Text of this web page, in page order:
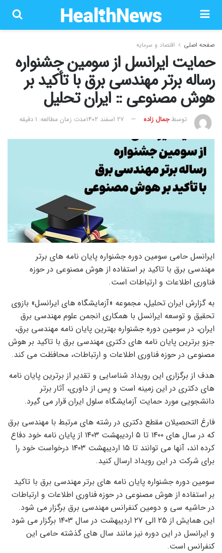
صفحه اصلی اقتصاد و سرمایه
حمایت ایرانسل از سومین جشنواره
رساله برتر مهندسی برق با تأکید بر
هوش مصنوعی :: ایران تحلیل
توسطجمال زاده ۲۷ اسفند ۱۴۰۲ مدت زمان مطالعه: 1 دقیقه
ایرانسل حامی سومین دوره جشنواره پایان نامه های برتر
مهندسی برق با تاکید بر استفاده از هوش مصنوعی در حوزه
فناوری اطلاعات و ارتباطات است.
به گزارش ایران تحلیل، مجموعه «آزمایشگاه های ایرانسل» بازوی
تحقیق و توسعه ایرانسل با همکاری انجمن علوم مهندسی برق
ایران، در سومین دوره جشنواره بهترین پایان نامه مهندسی برق،
جزو برترین پایان نامه های دکتری مهندسی برق با تاکید بر هوش
مصنوعی در حوزه فناوری اطلاعات و ارتباطات، محافظت می کند.
هدف از برگزاری این رویداد شناسایی و تقدیر از برترین پایان نامه
های دکتری در این زمینه است و پس از داوری، آثار برتر
دانشجویی مورد حمایت آزمایشگاه سلول ایران قرار می گیرد.
فارغ التحصیلان مقطع دکتری در رشته های مرتبط با مهندسی برق
که در سال های ۱۴۰۰ تا ۵ اردیبهشت ۱۴۰۳ از پایان نامه خود دفاع
کرده اند، آنها می توانند تا ۱۵ اردیبهشت ۱۴۰۳ درخواست خود را
برای شرکت در این رویداد ارسال کنید.
سومین دوره جشنواره پایان نامه های برتر مهندسی برق با تاکید
بر استفاده از هوش مصنوعی در حوزه فناوری اطلاعات و ارتباطات
در حاشیه سی و دومین کنفرانس مهندسی برق برگزار می شود.
این همایش از ۲۵ الی ۲۷ اردیبهشت در سال ۱۴۰۳ برگزار می شود
و ایرانسل در این دوره نیز مانند سال های گذشته حامی این
کنفرانس است.